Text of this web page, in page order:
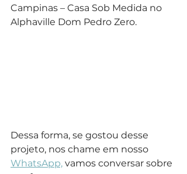
Campinas – Casa Sob Medida no
Alphaville Dom Pedro Zero.
Dessa forma, se gostou desse
projeto, nos chame em nosso
WhatsApp, vamos conversar sobre